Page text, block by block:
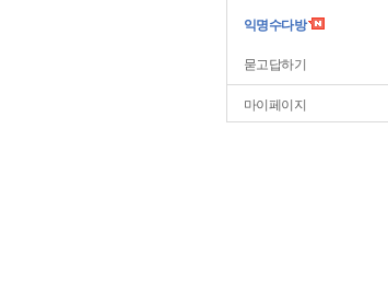
익명수다방
묻고답하기
마이페이지